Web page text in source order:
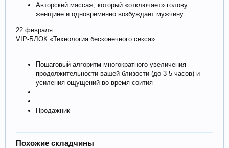
Авторский массаж, который «отключает» голову
женщине и одновременно возбуждает мужчину
22 февраля
VIP-БЛОК «Технология бесконечного секса»
Пошаговый алгоритм многократного увеличения
продолжительности вашей близости (до 3-5 часов) и
усиления ощущений во время соития
Продажник
Похожие складчины